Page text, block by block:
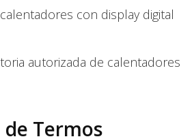
con display digital
autorizada de calentadores
Termos